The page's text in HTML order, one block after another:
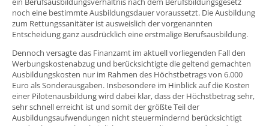
noch eine bestimmte Ausbildungsdauer voraussetzt. Die Ausbildung
zum Rettungssanitäter ist ausweislich der vorgenannten
Entscheidung ganz ausdrücklich eine erstmalige Berufsausbildung.
Dennoch versagte das Finanzamt im aktuell vorliegenden Fall den
Werbungskostenabzug und berücksichtigte die geltend gemachten
Ausbildungskosten nur im Rahmen des Höchstbetrags von 6.000
Euro als Sonderausgaben. Insbesondere im Hinblick auf die Kosten
einer Pilotenausbildung wird dabei klar, dass der Höchstbetrag sehr,
sehr schnell erreicht ist und somit der größte Teil der
Ausbildungsaufwendungen nicht steuermindernd berücksichtigt